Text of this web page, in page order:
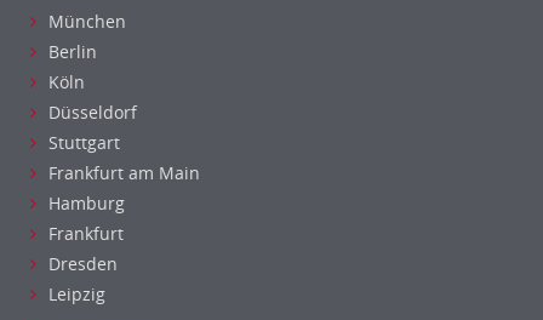
München
Berlin
Köln
Düsseldorf
Stuttgart
Frankfurt am Main
Hamburg
Frankfurt
Dresden
Leipzig